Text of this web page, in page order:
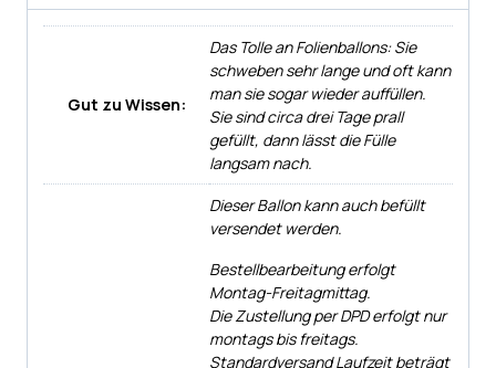
Gut zu Wissen:
Das Tolle an Folienballons: Sie
schweben sehr lange und oft kann
man sie sogar wieder auffüllen.
Sie sind circa drei Tage prall
gefüllt, dann lässt die Fülle
langsam nach.
Dieser Ballon kann auch befüllt
versendet werden.
Bestellbearbeitung erfolgt
Montag-Freitagmittag.
Die Zustellung per DPD erfolgt nur
montags bis freitags.
Standardversand Laufzeit beträgt